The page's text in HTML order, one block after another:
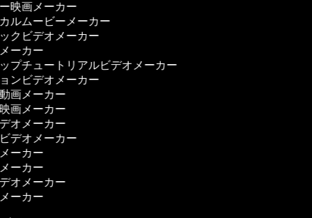
映画メーカー
カルムービーメーカー
クビデオメーカー
ーカー
ップチュートリアルビデオメーカー
ンビデオメーカー
画メーカー
画メーカー
オメーカー
デオメーカー
ーカー
ーカー
オメーカー
ーカー